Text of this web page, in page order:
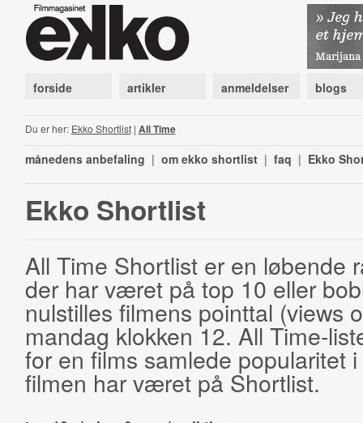
forside artikler anmeldelser blogs
Du er her: Ekko Shortlist| All Time
månedens anbefaling | om ekko shortlist | faq | Ekko
Ekko Shortlist
All Time Shortlist er en løbende
der har været på top 10 eller
nulstilles filmens pointtal (views
mandag klokken 12. All Time-
for en films samlede popularitet
filmen har været på Shortlist.